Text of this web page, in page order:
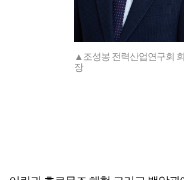
▲조성봉 전력산업연구회 회
장